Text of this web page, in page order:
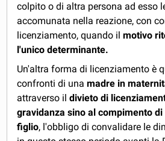
colpito o di altra persona ad esso
accomunata nella reazione, con
licenziamento, quando il motivo
l'unico determinante.
Un'altra forma di licenziamento è
confronti di una madre in
attraverso ildivieto di
gravidanza sino al compimento di
figlio, l'obbligo di convalidare le